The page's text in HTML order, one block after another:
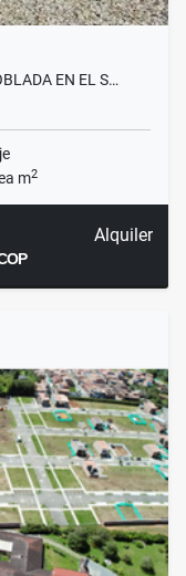
EN EL S…
m2
Alquiler